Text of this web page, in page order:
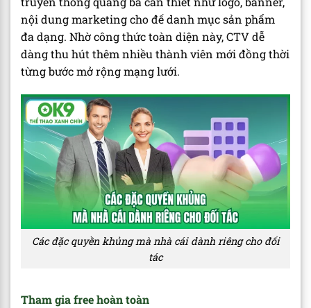
nội dung marketing cho đế danh mục sản phẩm
đa dạng. Nhờ công thức toàn diện này, CTV dễ
dàng thu hút thêm nhiều thành viên mới đồng thời
từng bước mở rộng mạng lưới.
Các đặc quyền khủng mà nhà cái dành riêng cho đối
tác
Tham gia free hoàn toàn